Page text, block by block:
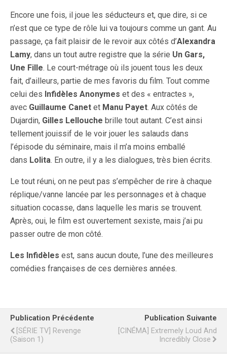
Encore une fois, il joue les séducteurs et, que dire, si ce
n’est que ce type de rôle lui va toujours comme un gant. Au
passage, ça fait plaisir de le revoir aux côtés d’Alexandra
Lamy, dans un tout autre registre que la série Un Gars,
Une Fille. Le court-métrage où ils jouent tous les deux
fait, d’ailleurs, partie de mes favoris du film. Tout comme
celui des Infidèles Anonymes et des « entractes »,
avec Guillaume Canet et Manu Payet. Aux côtés de
Dujardin, Gilles Lellouche brille tout autant. C’est ainsi
tellement jouissif de le voir jouer les salauds dans
l’épisode du séminaire, mais il m’a moins emballé
dans Lolita. En outre, il y a les dialogues, très bien écrits.
Le tout réuni, on ne peut pas s’empêcher de rire à chaque
réplique/vanne lancée par les personnages et à chaque
situation cocasse, dans laquelle les maris se trouvent.
Après, oui, le film est ouvertement sexiste, mais j’ai pu
passer outre de mon côté.
Les Infidèles est, sans aucun doute, l’une des meilleures
comédies françaises de ces dernières années.
Publication Précédente
[SÉRIE TV] Revenge
(Saison 1)
Publication Suivante
[CINÉMA] Extremely Loud And
Incredibly Close